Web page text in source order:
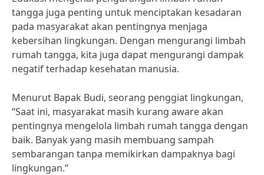
tangga juga penting untuk menciptakan kesadaran
pada masyarakat akan pentingnya menjaga
kebersihan lingkungan. Dengan mengurangi limbah
rumah tangga, kita juga dapat mengurangi dampak
negatif terhadap kesehatan manusia.
Menurut Bapak Budi, seorang penggiat lingkungan,
“Saat ini, masyarakat masih kurang aware akan
pentingnya mengelola limbah rumah tangga dengan
baik. Banyak yang masih membuang sampah
sembarangan tanpa memikirkan dampaknya bagi
lingkungan.”